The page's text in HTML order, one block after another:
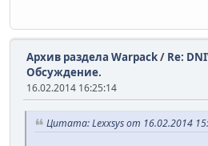
Архив раздела Warpack/ Re:
Обсуждение.
16.02.2014 16:25:14
Цитата: Lexxsys от 16.02.2014